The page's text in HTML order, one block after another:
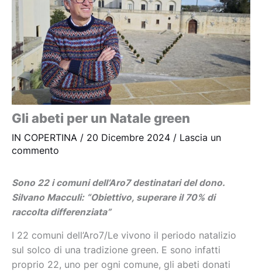
Gli abeti per un Natale green
IN COPERTINA / 20 Dicembre 2024 / Lascia un
commento
Sono 22 i comuni dell’Aro7 destinatari del dono.
Silvano Macculi: “Obiettivo, superare il 70% di
raccolta differenziata”
I 22 comuni dell’Aro7/Le vivono il periodo natalizio
sul solco di una tradizione green. E sono infatti
proprio 22, uno per ogni comune, gli abeti donati